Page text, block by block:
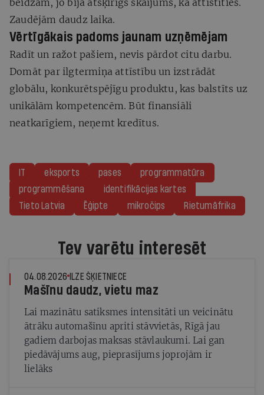
Zaudējām daudz laika.
Vērtīgākais padoms jaunam uzņēmējam
Radīt un ražot pašiem, nevis pārdot citu darbu.
Domāt par ilgtermiņa attīstību un izstrādāt
globālu, konkurētspējīgu produktu, kas balstīts uz
unikālām kompetencēm. Būt finansiāli
neatkarīgiem, neņemt kredītus.
IT eksports pases
programmatūra
programmēšana
identifikācijas kartes
Tieto Latvia
Ēģipte mikročips Rietumāfrika
Tev varētu interesēt
04.08.2026 ILZE ŠĶIETNIECE
Mašīnu daudz, vietu maz
Lai mazinātu satiksmes intensitāti un veicinātu
ātrāku automašīnu apriti stāvvietās, Rīgā jau
gadiem darbojas maksas stāvlaukumi. Lai gan
piedāvājums aug, pieprasījums joprojām ir
lielāks